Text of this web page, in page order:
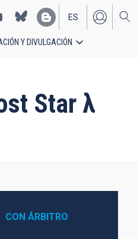
EN
ES
Y DIVULGACIÓN
Star λ
CON ÁRBITRO